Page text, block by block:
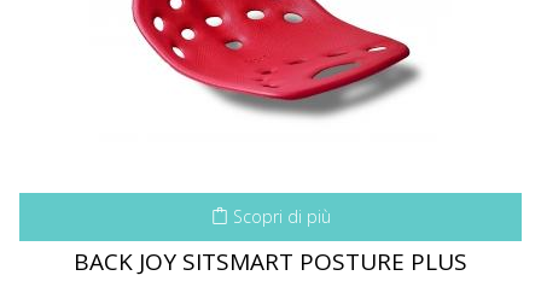
Scopri di più
BACK JOY SITSMART POSTURE PLUS